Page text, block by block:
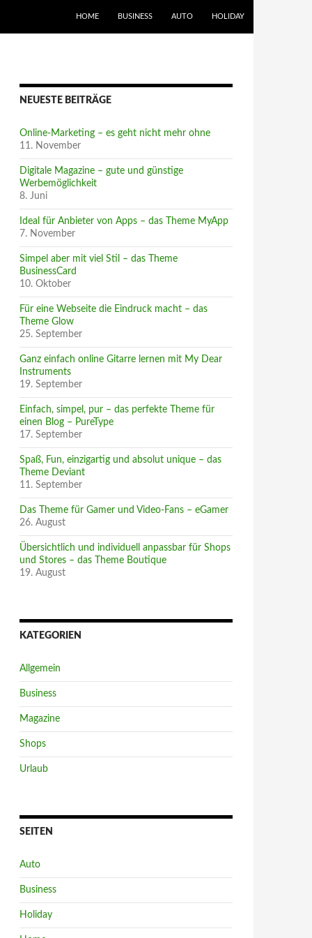
HOME
BUSINESS AUTO HOLIDAY
NEUESTE BEITRÄGE
Online-Marketing – es geht nicht mehr ohne
11. November
Digitale Magazine – gute und günstige
Werbemöglichkeit
8. Juni
Ideal für Anbieter von Apps – das Theme MyApp
7. November
Simpel aber mit viel Stil – das Theme
BusinessCard
10. Oktober
Für eine Webseite die Eindruck macht – das
Theme Glow
25. September
Ganz einfach online Gitarre lernen mit My Dear
Instruments
19. September
Einfach, simpel, pur – das perfekte Theme für
einen Blog – PureType
17. September
Spaß, Fun, einzigartig und absolut unique – das
Theme Deviant
11. September
Das Theme für Gamer und Video-Fans – eGamer
26. August
Übersichtlich und individuell anpassbar für Shops
und Stores – das Theme Boutique
19. August
KATEGORIEN
Allgemein
Business
Magazine
Shops
Urlaub
SEITEN
Auto
Business
Holiday